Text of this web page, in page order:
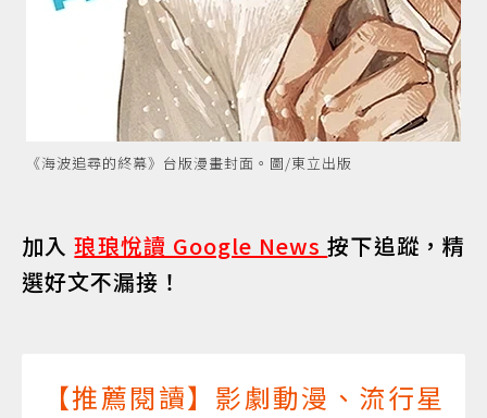
《海波追尋的終幕》台版漫畫封面。圖/東立出版
加入琅琅悅讀 Google News按下追蹤，精
選好文不漏接！
【推薦閱讀】影劇動漫、流行星